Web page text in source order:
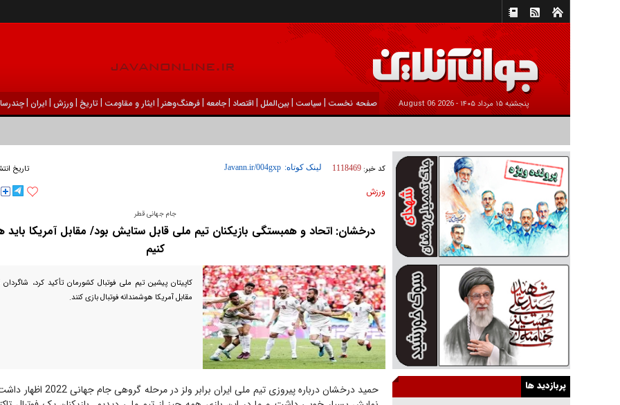
پنجشنبه ۱۵ مرداد ۱۴۰۵ - 2026 August 06 صفحه نخست | سیاست |بين‌الملل | اقتصاد |جامعه |فرهنگ‌و‌هنر | ایثار و مقاومت |تاریخ |ورزش | ايران |
کد خبر: 1118469 لینک کوتاه: تاریخ
ورزش
جام جهانی قطر
درخشان: اتحاد و همبستگی بازیکنان تیم ملی قابل ستایش بود/ مقابل آمریکا باید
کنیم
کاپیتان پیشین تیم ملی فوتبال کشورمان تأکید کرد،
مقابل آمریکا هوشمندانه فوتبال بازی کنند.
حمید درخشان درباره پیروزی تیم ملی
پربازدید ها